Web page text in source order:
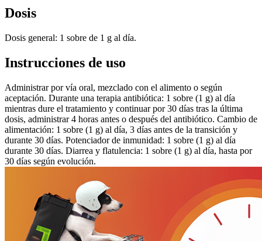
Dosis
Dosis general: 1 sobre de 1 g al día.
Instrucciones de uso
Administrar por vía oral, mezclado con el alimento o según
aceptación. Durante una terapia antibiótica: 1 sobre (1 g) al día
mientras dure el tratamiento y continuar por 30 días tras la última
dosis, administrar 4 horas antes o después del antibiótico. Cambio de
alimentación: 1 sobre (1 g) al día, 3 días antes de la transición y
durante 30 días. Potenciador de inmunidad: 1 sobre (1 g) al día
durante 30 días. Diarrea y flatulencia: 1 sobre (1 g) al día, hasta por
30 días según evolución.